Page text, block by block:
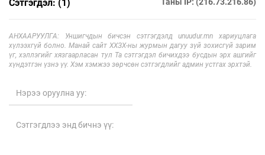
Сэтгэгдэл: (1)
АНХААРУУЛГА: Уншигчдын бичсэн сэтгэгдэлд unuudur.mn хариуцлага
хүлээхгүй болно. Манай сайт ХХЗХ-ны журмын дагуу зүй зохисгүй зарим
үг, хэллэгийг хязгаарласан тул Та сэтгэгдэл бичихдээ бусдын эрх ашгийг
хүндэтгэн үзнэ үү. Хэм хэмжээ зөрчсөн сэтгэгдлийг админ устгах эрхтэй.